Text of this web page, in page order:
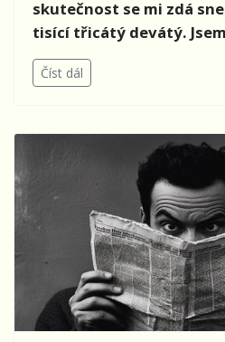
skutečnost se mi zdá
tisící třicátý devátý.
Číst dál